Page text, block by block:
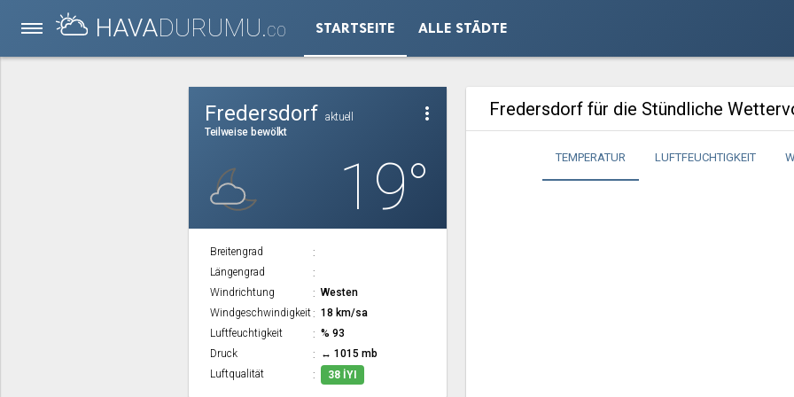
HAVADURUMU.CO STARTSEITE ALLE STÄDTE
more_vert
Fredersdorf aktuell
Teilweise bewölkt
19°
Breitengrad
Längengrad
Windrichtung
Westen
Windgeschwindigkeit
18 km/sa
Luftfeuchtigkeit
% 93
Druck
↔ 1015 mb
Luftqualität
38 İYI
Fredersdorf für die Stündliche
TEMPERATUR LUFTFEUCHTIGKEIT